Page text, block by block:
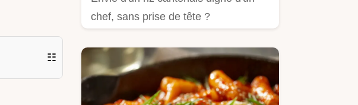
☷
chef, sans prise de tête ?